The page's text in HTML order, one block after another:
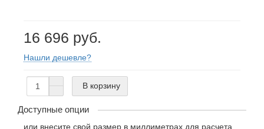
16 696 руб.
Нашли дешевле?
В корзину
Доступные опции
или внесите свой размер в миллиметрах для расчета